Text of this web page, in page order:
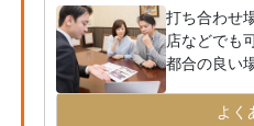
打ち合わせ
店などでも
都合の良い
よく